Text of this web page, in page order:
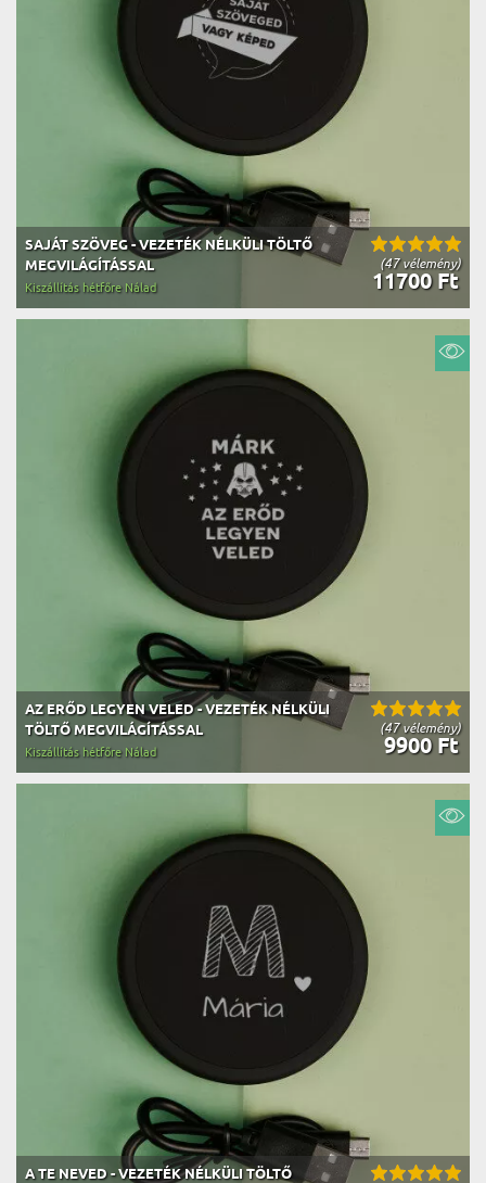
(47 vélemény)
SAJÁT SZÖVEG - VEZETÉK NÉLKÜLI TÖLTŐ
MEGVILÁGÍTÁSSAL
11700 Ft
Kiszállítás hétfőre Nálad
(47 vélemény)
AZ ERŐD LEGYEN VELED - VEZETÉK NÉLKÜLI
TÖLTŐ MEGVILÁGÍTÁSSAL
9900 Ft
Kiszállítás hétfőre Nálad
A TE NEVED - VEZETÉK NÉLKÜLI TÖLTŐ